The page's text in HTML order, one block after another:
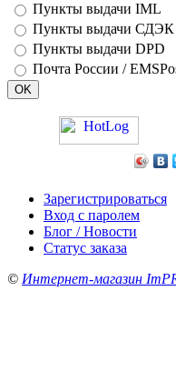
Пункты выдачи IML
Пункты выдачи СДЭК
Пункты выдачи DPD
Почта России /
Зарегистрироваться
Вход с паролем
Блог / Новости
Статус заказа
© Интернет-магазин